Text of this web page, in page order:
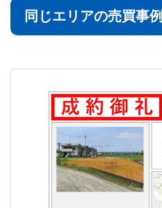
同じエリアの売買事例